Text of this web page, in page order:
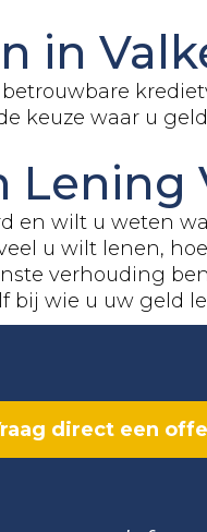
in
keuze waar u
Lening
en wilt u weten
u wilt lenen,
verhouding
bij wie u uw geld
direct een